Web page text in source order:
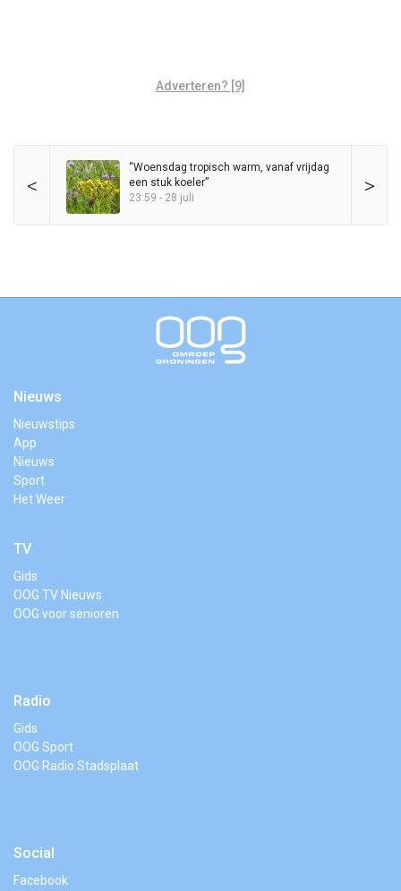
Adverteren? [9]
< >
“Woensdag tropisch warm, vanaf vrijdag
een stuk koeler”
23:59 - 28 juli
Nieuws
Nieuwstips
App
Nieuws
Sport
Het Weer
TV
Gids
OOG TV Nieuws
OOG voor senioren
Radio
Gids
OOG Sport
OOG Radio Stadsplaat
Social
Facebook